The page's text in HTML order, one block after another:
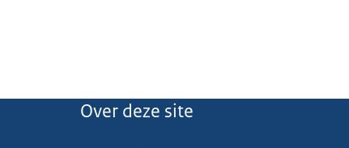
Over deze site